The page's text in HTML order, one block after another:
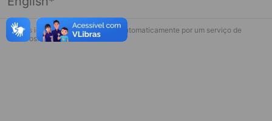
Página indisponível
Desculpe, algo deu errado. Faça login
* Esses idiomas serão traduzidos automaticamente por um serviço de
terceiros.